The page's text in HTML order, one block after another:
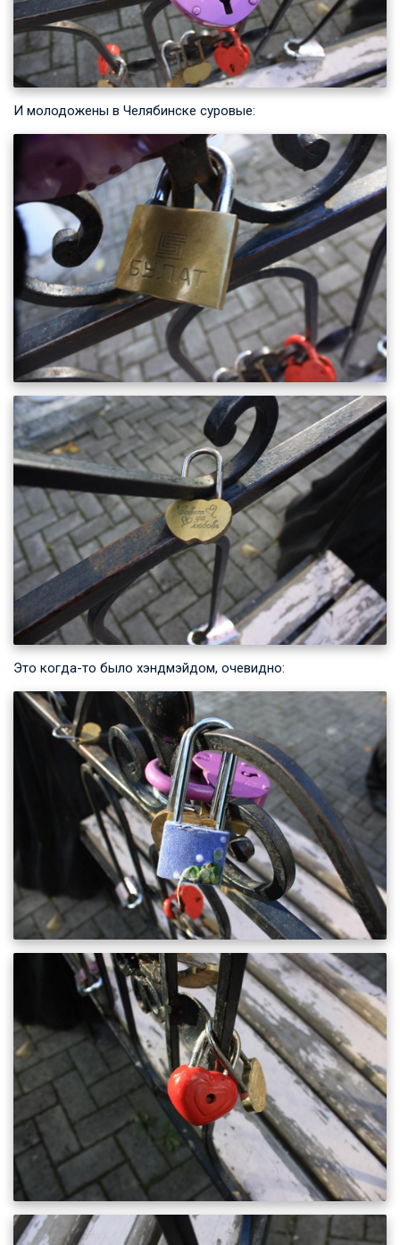
И молодожены в Челябинске суровые:
Это когда-то было хэндмэйдом, очевидно: